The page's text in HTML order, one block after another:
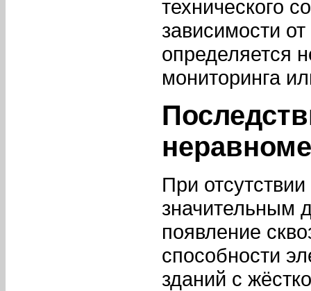
технического
зависимости
определяется
мониторинга
При
значительным
появление
способности
зданий с